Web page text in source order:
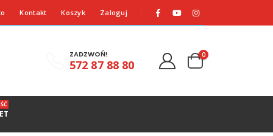
Kontakt Koszyk Zaloguj
ZADZWOŃ!
572 87 88 80
0